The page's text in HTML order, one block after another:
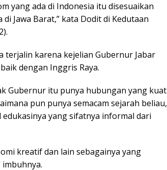
yang ada di Indonesia itu disesuaikan
Jawa Barat,” kata Dodit di Kedutaan
terjalin karena kejelian Gubernur Jabar
dengan Inggris Raya.
Gubernur itu punya hubungan yang kuat
pun punya semacam sejarah beliau,
yang sifatnya informal dari
kreatif dan lain sebagainya yang